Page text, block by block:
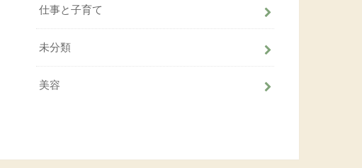
仕事と子育て
未分類
美容